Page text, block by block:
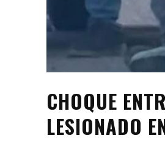
CHOQUE
LESIONADO